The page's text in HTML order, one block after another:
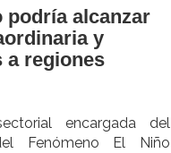
podría alcanzar
y
a regiones
encargada del
Fenómeno El Niño